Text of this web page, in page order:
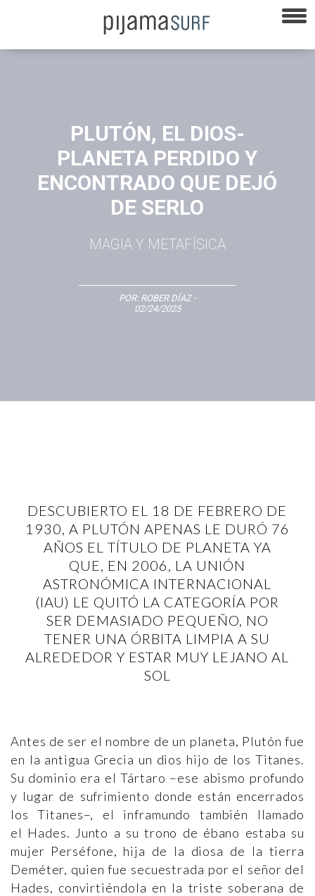
PLUTÓN, EL DIOS-
PLANETA PERDIDO Y
ENCONTRADO QUE DEJÓ
DE SERLO
MAGIA Y METAFÍSICA
POR: ROBER DÍAZ-
02/24/2025
DESCUBIERTO EL 18 DE FEBRERO DE
1930, A PLUTÓN APENAS LE DURÓ 76
AÑOS EL TÍTULO DE PLANETA YA
QUE, EN 2006, LA UNIÓN
ASTRONÓMICA INTERNACIONAL
(IAU) LE QUITÓ LA CATEGORÍA POR
SER DEMASIADO PEQUEÑO, NO
TENER UNA ÓRBITA LIMPIA A SU
ALREDEDOR Y ESTAR MUY LEJANO AL
SOL
Antes de ser el nombre de un planeta, Plutón fue
en la antigua Grecia un dios hijo de los Titanes.
Su dominio era el Tártaro –ese abismo profundo
y lugar de sufrimiento donde están encerrados
los Titanes–, el inframundo también llamado
el Hades. Junto a su trono de ébano estaba su
mujer Perséfone, hija de la diosa de la tierra
Deméter, quien fue secuestrada por el señor del
Hades, convirtiéndola en la triste soberana de